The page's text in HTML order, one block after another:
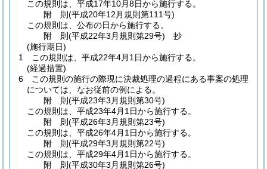
この規則は、平成17年10月8日から施行する。
附 則(平成20年12月規則第111号)
この規則は、公布の日から施行する。
附 則(平成22年3月規則第29号) 抄
(施行期日)
1
この規則は、平成22年4月1日から施行する。
(経過措置)
6
この規則の施行の際現に決裁処理の過程にある事案の処理
については、なお従前の例による。
附 則(平成23年3月規則第30号)
この規則は、平成23年4月1日から施行する。
附 則(平成26年3月規則第23号)
この規則は、平成26年4月1日から施行する。
附 則(平成29年3月規則第22号)
この規則は、平成29年4月1日から施行する。
附 則(平成30年3月規則第26号)